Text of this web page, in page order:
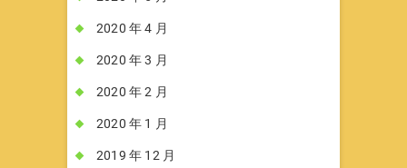
2020 年 4 月
2020 年 3 月
2020 年 2 月
2020 年 1 月
2019 年 12 月